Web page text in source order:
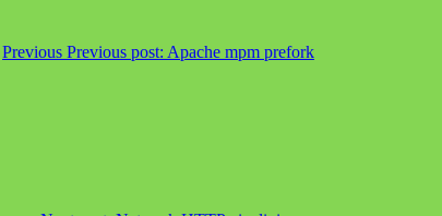
Previous Previous post: Apache mpm prefork